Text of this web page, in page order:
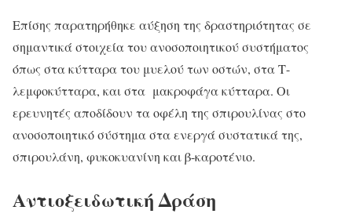
Επίσης παρατηρήθηκε αύξηση της δραστηριότητας σε
σημαντικά στοιχεία του ανοσοποιητικού συστήματος
όπως στα κύτταρα του μυελού των οστών, στα Τ-
λεμφοκύτταρα, και στα μακροφάγα κύτταρα. Οι
ερευνητές αποδίδουν τα οφέλη της σπιρουλίνας στο
ανοσοποιητικό σύστημα στα ενεργά συστατικά της,
σπιρουλάνη, φυκοκυανίνη και β-καροτένιο.
Αντιοξειδωτική Δράση